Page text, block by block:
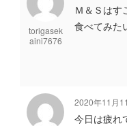
torigasek
aini7676
Ｍ＆Ｓはす
食べてみた
2020年11月
今日は疲れ